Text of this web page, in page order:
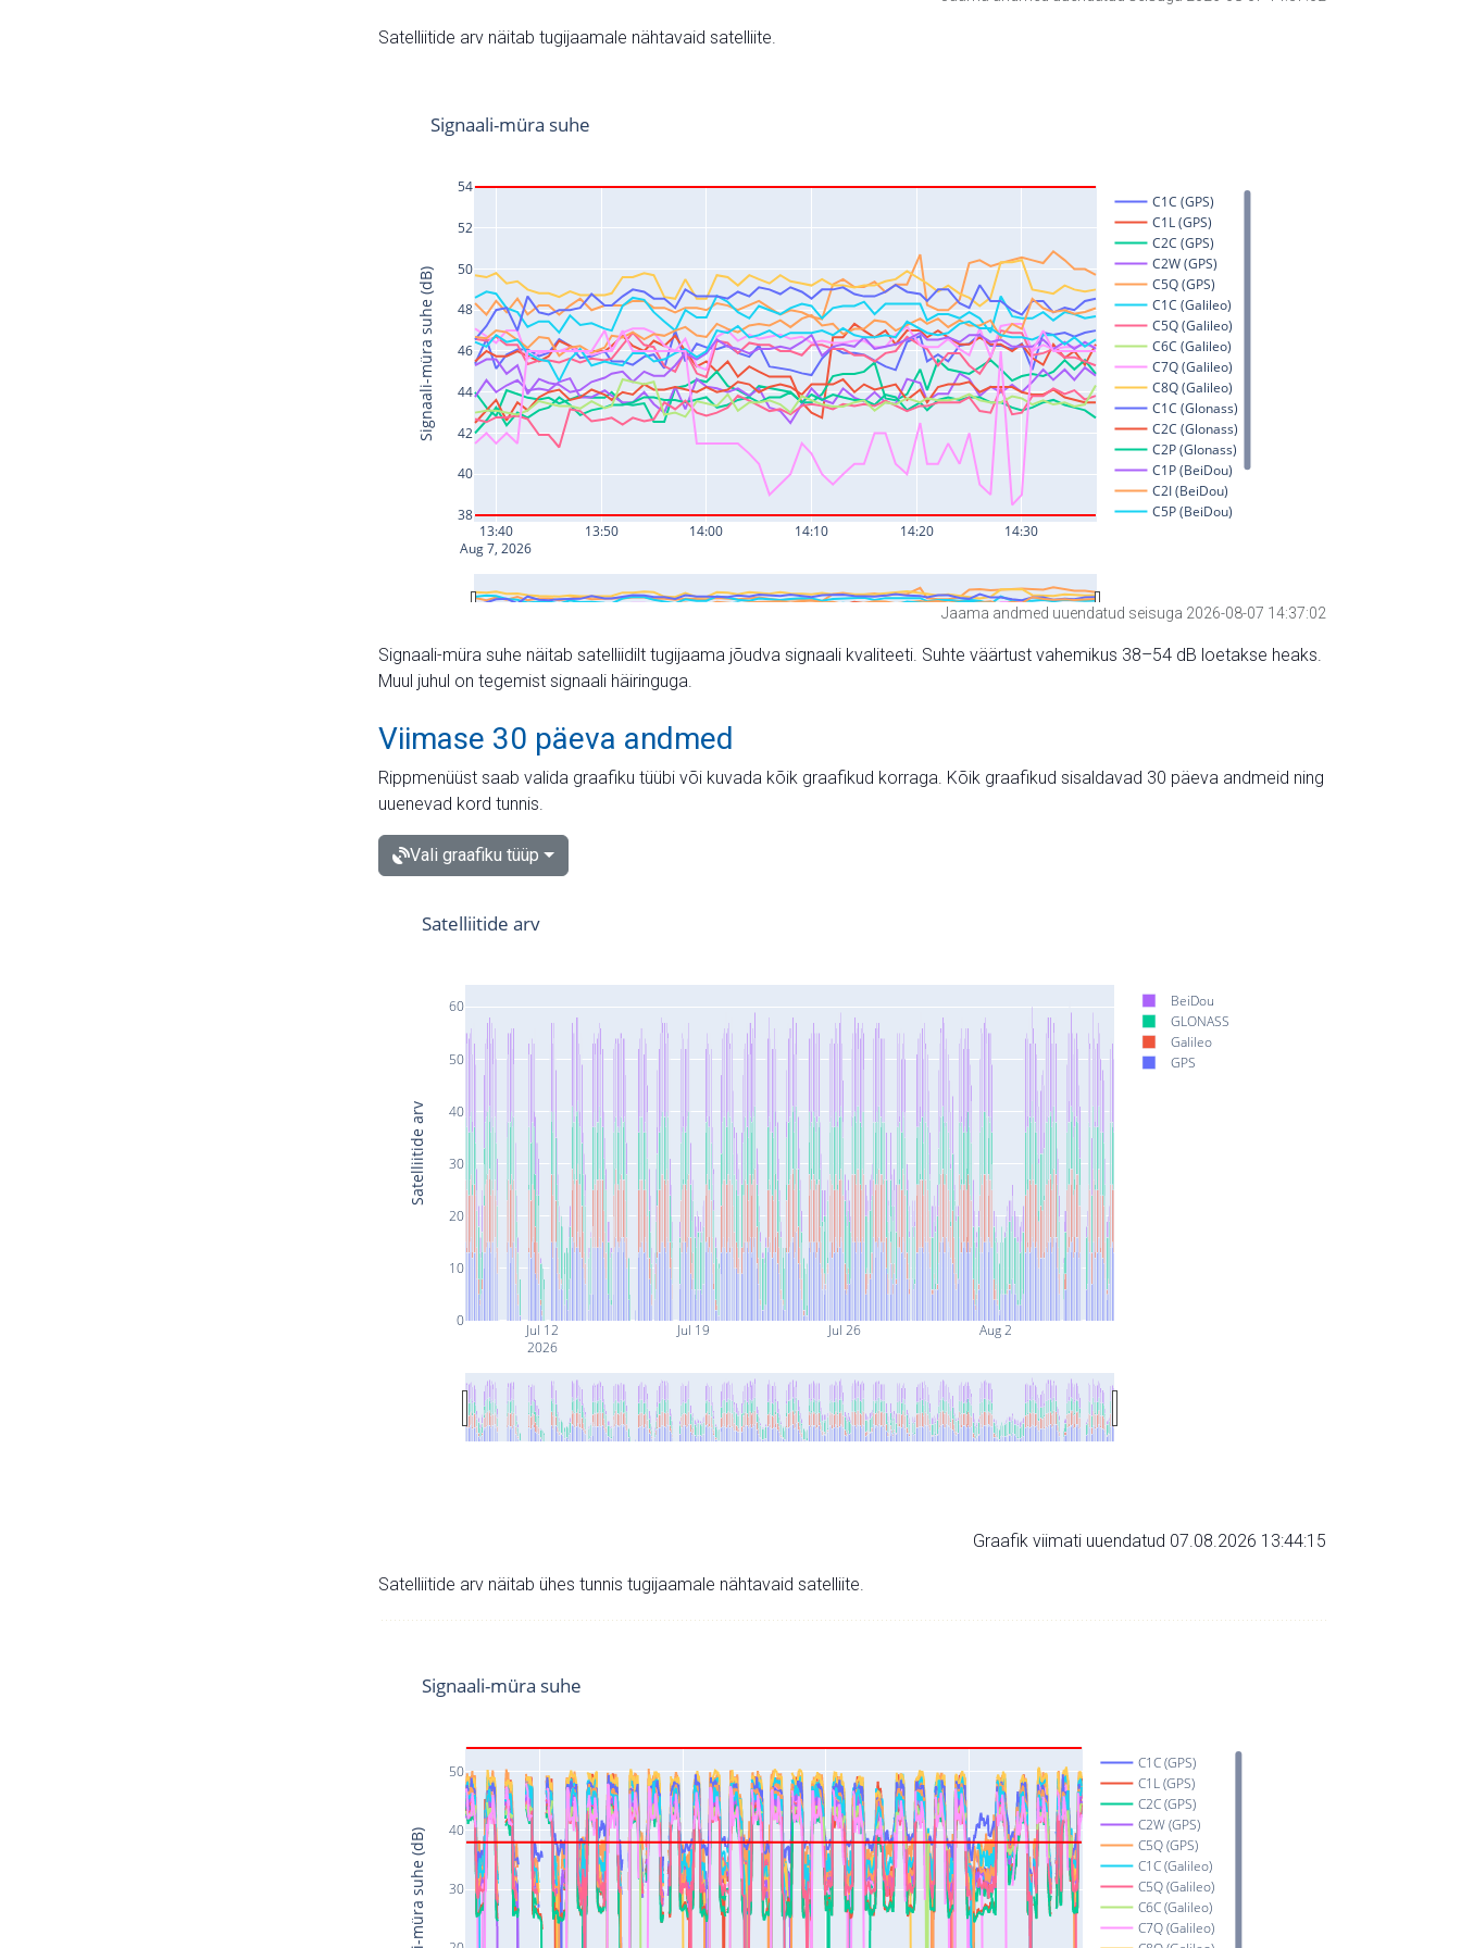
Satelliitide arv näitab tugijaamale nähtavaid satelliite.
Jaama andmed uuendatud seisuga 2026-08-07 14:37:02
Signaali-müra suhe näitab satelliidilt tugijaama jõudva signaali kvaliteeti. Suhte väärtust vahemikus 38–54 dB loetakse heaks.
Muul juhul on tegemist signaali häiringuga.
Viimase 30 päeva andmed
Rippmenüüst saab valida graafiku tüübi või kuvada kõik graafikud korraga. Kõik graafikud sisaldavad 30 päeva andmeid ning
uuenevad kord tunnis.
Vali graafiku tüüp
Jul 12
2026
Jul 19 Jul 26 Aug 2
0
10
20
30
40
50
60
BeiDou
GLONASS
Galileo
GPS
Satelliitide arv
Satelliitide arv
Graafik viimati uuendatud 07.08.2026 13:44:15
Satelliitide arv näitab ühes tunnis tugijaamale nähtavaid satelliite.
30
40
50
C1C (GPS)
C1L (GPS)
C2C (GPS)
C2W (GPS)
C5Q (GPS)
C1C (Galileo)
C5Q (Galileo)
C6C (Galileo)
C7Q (Galileo)
Signaali-müra suhe